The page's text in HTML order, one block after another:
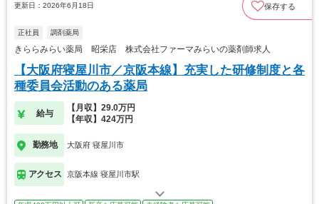
更新日：2026年6月18日 保存する
正社員 調剤薬局
きららみらい薬局 昭栄店 株式会社ファーマみらいの薬剤師求人
【大阪府寝屋川市／京阪本線】充実した研修制度と各
種委員会活動のある薬局
給与
【月収】29.0万円
【年収】424万円
勤務地 大阪府 寝屋川市
アクセス 京阪本線 寝屋川市駅